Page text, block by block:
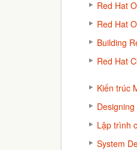
Red Hat
Red Hat
Building
Red Hat
Kiến trúc
Lập trình
System